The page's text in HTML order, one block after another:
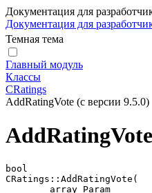
Документация для
Документация для
Темная тема
Главный модуль
Классы
CRatings
AddRatingVote (с версии 9.5.0)
AddRatingVote
bool
CRatings::AddRatingVote(